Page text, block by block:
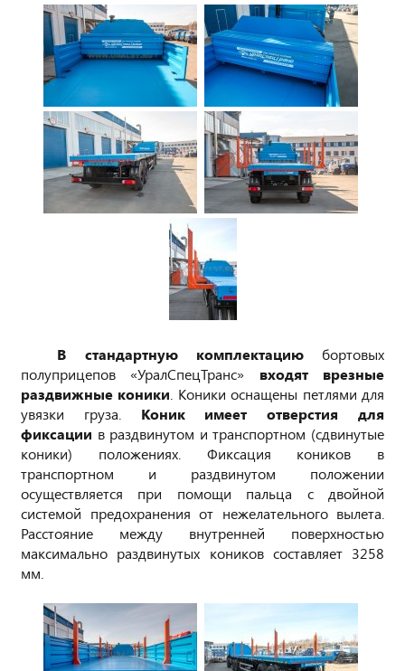
В стандартную комплектациюбортовых
полуприцепов «УралСпецТранс» входят врезные
раздвижные коники . Коники оснащены петлями для
увязки груза. Коник имеет отверстия для
фиксации в раздвинутом и транспортном (сдвинутые
коники) положениях. Фиксация коников в
транспортном и раздвинутом положении
осуществляется при помощи пальца с двойной
системой предохранения от нежелательного вылета.
Расстояние между внутренней поверхностью
максимально раздвинутых коников составляет 3258
мм.